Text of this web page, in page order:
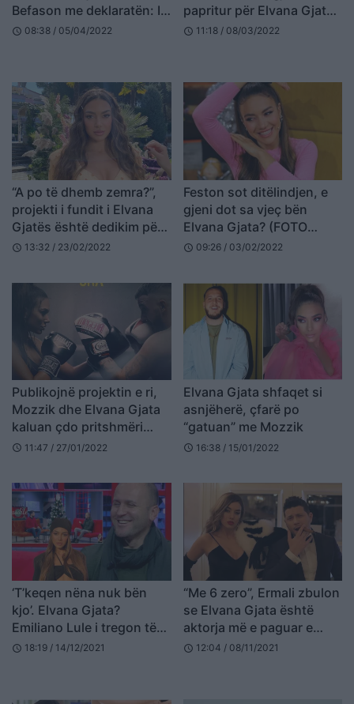
Befason me deklaratën: I
është rritur mendja
schedule 08:38 / 05/04/2022
papritur për Elvana Gjatën
në koncert (VIDEO)
schedule 11:18 / 08/03/2022
“A po të dhemb zemra?”,
projekti i fundit i Elvana
Gjatës është dedikim për
ish-in? (VIDEO)
schedule 13:32 / 23/02/2022
Feston sot ditëlindjen, e
gjeni dot sa vjeç bën
Elvana Gjata? (FOTO
LAJM)
schedule 09:26 / 03/02/2022
Publikojnë projektin e ri,
Mozzik dhe Elvana Gjata
kaluan çdo pritshmëri
(VIDEO)
schedule 11:47 / 27/01/2022
Elvana Gjata shfaqet si
asnjëherë, çfarë po
“gatuan” me Mozzik
schedule 16:38 / 15/01/2022
‘T’keqen nëna nuk bën
kjo’. Elvana Gjata?
Emiliano Lule i tregon të
gjitha
schedule 18:19 / 14/12/2021
“Me 6 zero”, Ermali zbulon
se Elvana Gjata është
aktorja më e paguar e
filmave shqiptarë (FOTO
schedule 12:04 / 08/11/2021